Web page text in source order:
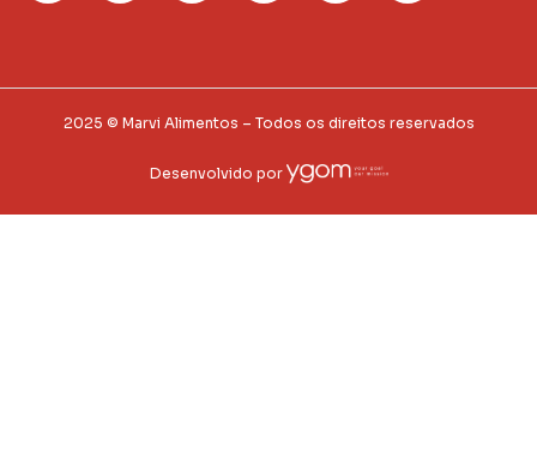
2025 © Marvi Alimentos – Todos os direitos reservados
Desenvolvido por